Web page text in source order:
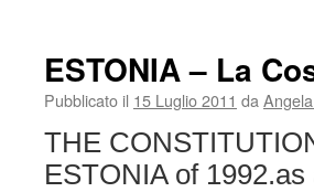
ESTONIA – La
Pubblicato il 15 Luglio 2011 da
THE
ESTONIA of